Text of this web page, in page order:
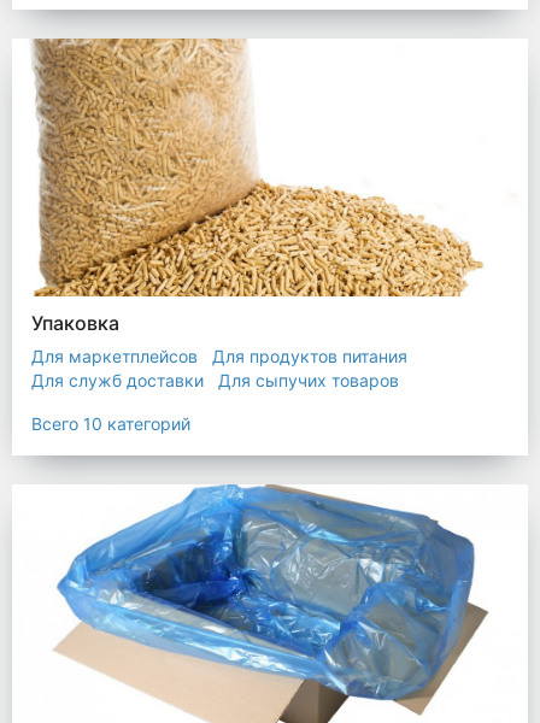
Упаковка
Для маркетплейсов
Для продуктов питания
Для служб доставки
Для сыпучих товаров
Промышленная упаковка
Прочая полиэтиленовая упаковка
Всего 10 категорий